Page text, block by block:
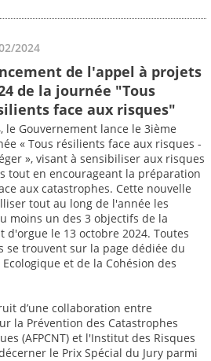
2024
de l'appel à projets
de la journée "Tous
face aux risques"
le Gouvernement lance le 3ième
« Tous résilients face aux risques -
», visant à sensibiliser aux risques
tout en encourageant la préparation
aux catastrophes. Cette nouvelle
tout au long de l'année les
moins un des 3 objectifs de la
le 13 octobre 2024. Toutes
trouvent sur la page dédiée du
et de la Cohésion des
d’une collaboration entre
la Prévention des Catastrophes
(AFPCNT) et l'Institut des Risques
le Prix Spécial du Jury parmi